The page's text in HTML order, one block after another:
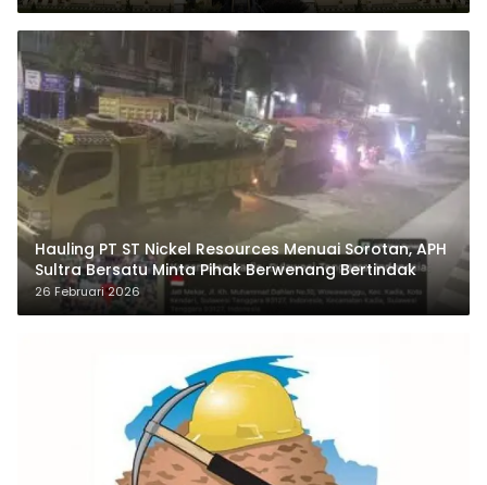
Hauling PT ST Nickel Resources Menuai Sorotan, APH
Sultra Bersatu Minta Pihak Berwenang Bertindak
26 Februari 2026